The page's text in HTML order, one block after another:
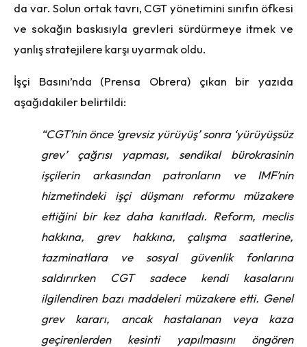
da var. Solun ortak tavrı, CGT yönetimini sınıfın öfkesi
ve sokağın baskısıyla grevleri sürdürmeye itmek ve
yanlış stratejilere karşı uyarmak oldu.
İşçi Basını’nda (Prensa Obrera) çıkan bir yazıda
aşağıdakiler belirtildi:
“CGT’nin önce ‘grevsiz yürüyüş’ sonra ‘yürüyüşsüz
grev’ çağrısı yapması, sendikal bürokrasinin
işçilerin arkasından patronların ve IMF’nin
hizmetindeki işçi düşmanı reformu müzakere
ettiğini bir kez daha kanıtladı. Reform, meclis
hakkına, grev hakkına, çalışma saatlerine,
tazminatlara ve sosyal güvenlik fonlarına
saldırırken CGT sadece kendi kasalarını
ilgilendiren bazı maddeleri müzakere etti. Genel
grev kararı, ancak hastalanan veya kaza
geçirenlerden kesinti yapılmasını öngören